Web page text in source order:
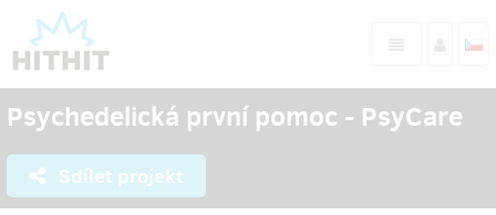
Psychedelická první pomoc - PsyCare
Sdílet projekt